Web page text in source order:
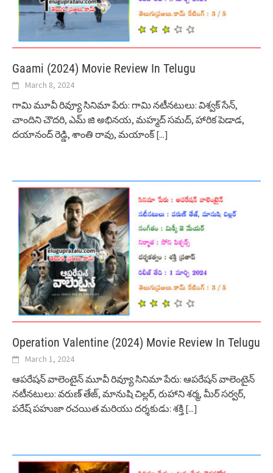
Gaami (2024) Movie Review In Telugu
March 8, 2024
గామి మూవీ రివ్యూ సినిమా పేరు: గామి నటీనటులు: విశ్వక్ సేన్,
చాందిని చౌదరి, ఎమ్ జి అభినయ, మహ్మద్ సమద్, హారిక పెడాడ,
దయానంద్ రెడ్డి, శాంతి రావు, మయాంక్[...]
Operation Valentine (2024) Movie Review In Telugu
March 1, 2024
ఆపరేషన్ వాలెంటైన్ మూవీ రివ్యూ సినిమా పేరు: ఆపరేషన్ వాలెంటైన్
నటీనటులు: వరుణ్ తేజ్, మానుషి చిల్లర్, రుహాని శర్మ, మీర్ సర్వర్,
పరేష్ పహుజా రచయిత మరియు దర్శకుడు: శక్తి [...]